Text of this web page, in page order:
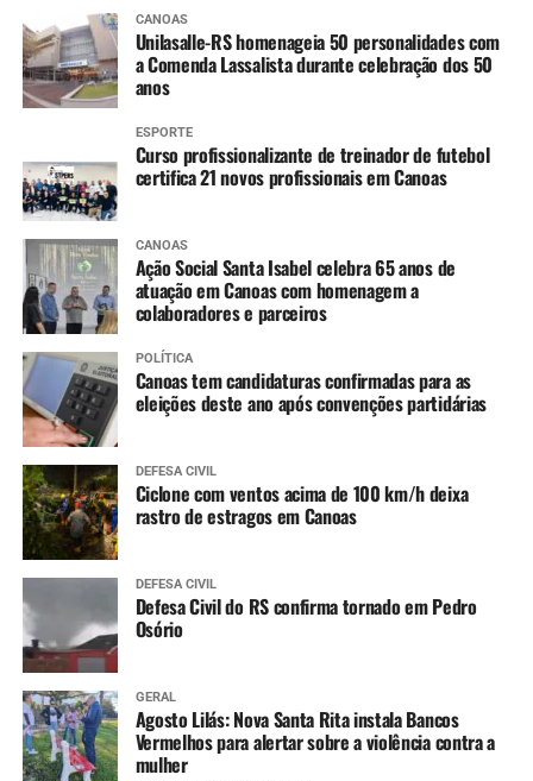
níveis ainda em inundação ao longo do dia.
Ibicuí (Manoel Viana) – Tendência de lento
declínio, com níveis ainda em inundação ao longo
Caí (Montenegro) – Tendência de estabilidade.
Taquari (Taquari) – Tendência de lenta elevação,
devendo entrar em estabilidade ao longo do dia.
Constante declínio em Cachoeira do Sul e Rio
Pardo, e variando entre estabilidade e lenta
elevação em São Jerônimo.
Jacuí (Ilhas da RMPOA) – Tendência entre
estabilidade e lenta elevação, mantendo os níveis
elevados nos próximos dias.
Sinos (Campo Bom e São Leopoldo) – Tendência
de lento declínio, já retornando para cota de alerta
em Campo Bom.
Nível de rios e lagos
Mais informações
Informações sobre os pontos com bloqueios parciais e
totais nas estradas do RS e situação das barragens, além
meteorológico podem ser conferidas nos links abaixo.
Pontos de bloqueios parciais e totais nas
CANOAS
Unilasalle-RS homenageia 50 personalidades com
a Comenda Lassalista durante celebração dos 50
anos
ESPORTE
Curso profissionalizante de treinador de futebol
certifica 21 novos profissionais em Canoas
CANOAS
Ação Social Santa Isabel celebra 65 anos de
atuação em Canoas com homenagem a
colaboradores e parceiros
POLÍTICA
Canoas tem candidaturas confirmadas para as
eleições deste ano após convenções partidárias
DEFESA CIVIL
Ciclone com ventos acima de 100 km/h deixa
rastro de estragos em Canoas
DEFESA CIVIL
Defesa Civil do RS confirma tornado em Pedro
Osório
GERAL
Agosto Lilás: Nova Santa Rita instala Bancos
Vermelhos para alertar sobre a violência contra a
mulher